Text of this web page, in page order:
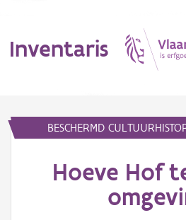
Inventaris
Erfgoedobject
BESCHERMD
Hoeve Hof